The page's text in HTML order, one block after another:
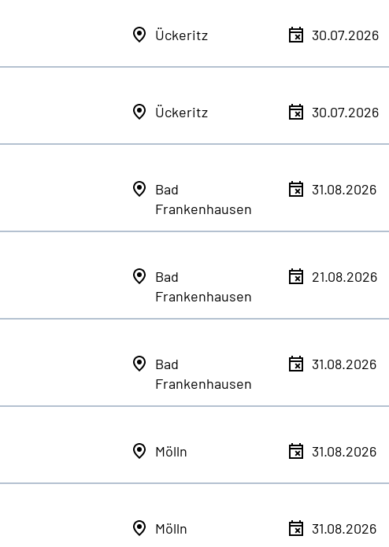
Ückeritz 30.07.2026
Ückeritz 30.07.2026
Bad
Frankenhausen
31.08.2026
Bad
Frankenhausen
21.08.2026
Bad
Frankenhausen
31.08.2026
Mölln 31.08.2026
Mölln 31.08.2026